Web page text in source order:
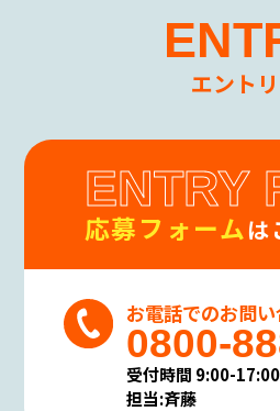
エント
ENTRY
応募フォームは
お電話でのお問
0800-
受付時間 9:00-17:00
担当:斉藤